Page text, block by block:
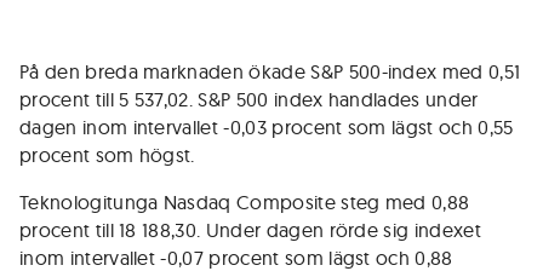
På den breda marknaden ökade S&P 500-index med 0,51
procent till 5 537,02. S&P 500 index handlades under
dagen inom intervallet -0,03 procent som lägst och 0,55
procent som högst.
Teknologitunga Nasdaq Composite steg med 0,88
procent till 18 188,30. Under dagen rörde sig indexet
inom intervallet -0,07 procent som lägst och 0,88